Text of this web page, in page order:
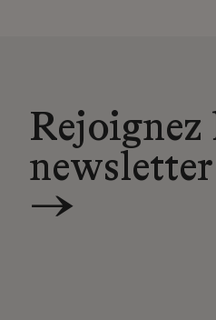
Rejoignez
→